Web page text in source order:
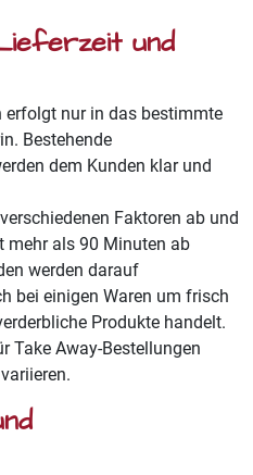
und
erfolgt nur in das bestimmte
Bestehende
dem Kunden klar und
Faktoren ab und
mehr als 90 Minuten ab
werden darauf
bei einigen Waren um frisch
Produkte handelt.
Take Away-Bestellungen